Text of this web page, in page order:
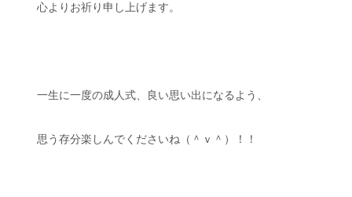
心よりお祈り申し上げます。
一生に一度の成人式、良い思い出になるよう、
思う存分楽しんでくださいね（＾ｖ＾）！！